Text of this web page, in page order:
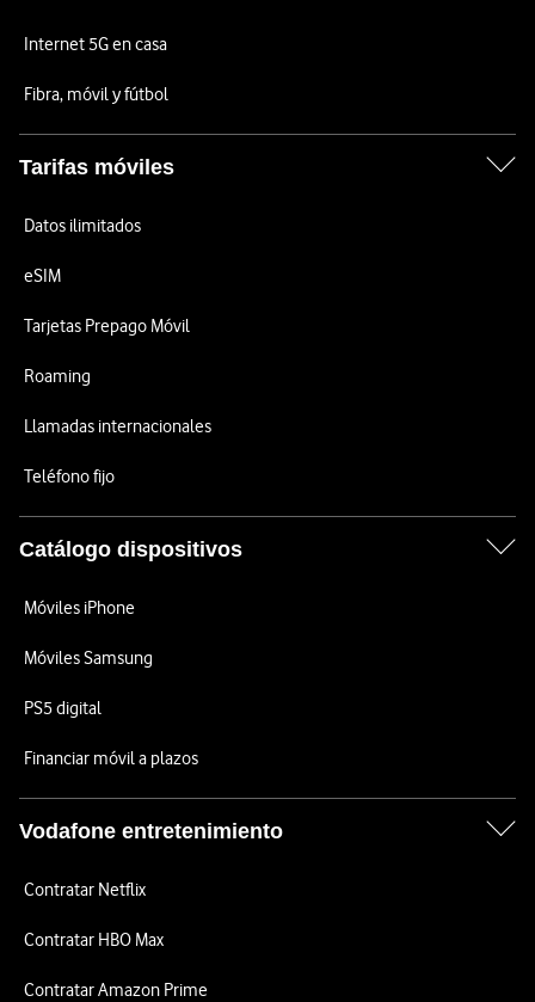
Internet 5G en casa
Fibra, móvil y fútbol
Tarifas móviles
Datos ilimitados
eSIM
Tarjetas Prepago Móvil
Roaming
Llamadas internacionales
Teléfono fijo
Catálogo dispositivos
Móviles iPhone
Móviles Samsung
PS5 digital
Financiar móvil a plazos
Vodafone entretenimiento
Contratar Netflix
Contratar HBO Max
Contratar Amazon Prime